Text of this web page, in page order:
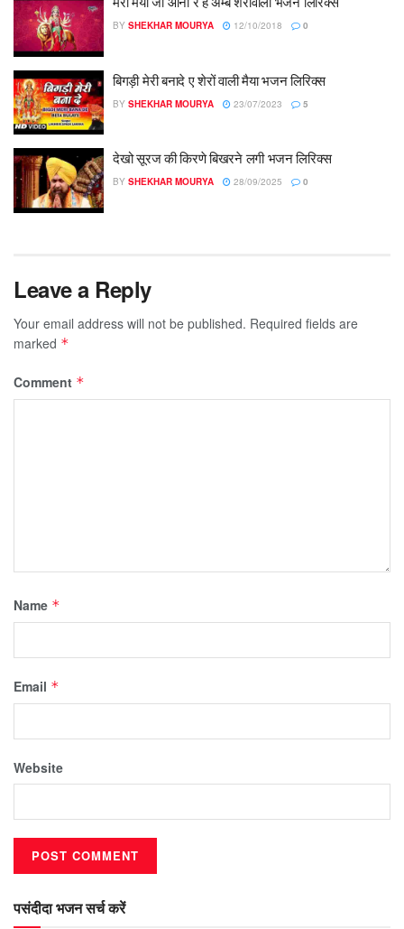
BY SHEKHAR MOURYA 12/10/2018 0
बिगड़ी मेरी बनादे ए शेरों वाली मैया भजन लिरिक्स
BY SHEKHAR MOURYA 23/07/2023 5
देखो सूरज की किरणे बिखरने लगी भजन लिरिक्स
BY SHEKHAR MOURYA 28/09/2025 0
Leave a Reply
Your email address will not be published. Required fields are
marked *
Comment *
Name *
Email *
Website
पसंदीदा भजन सर्च करें